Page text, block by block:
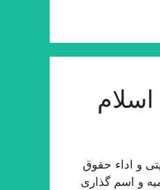
و اداء حقوق
و اسم گذاری